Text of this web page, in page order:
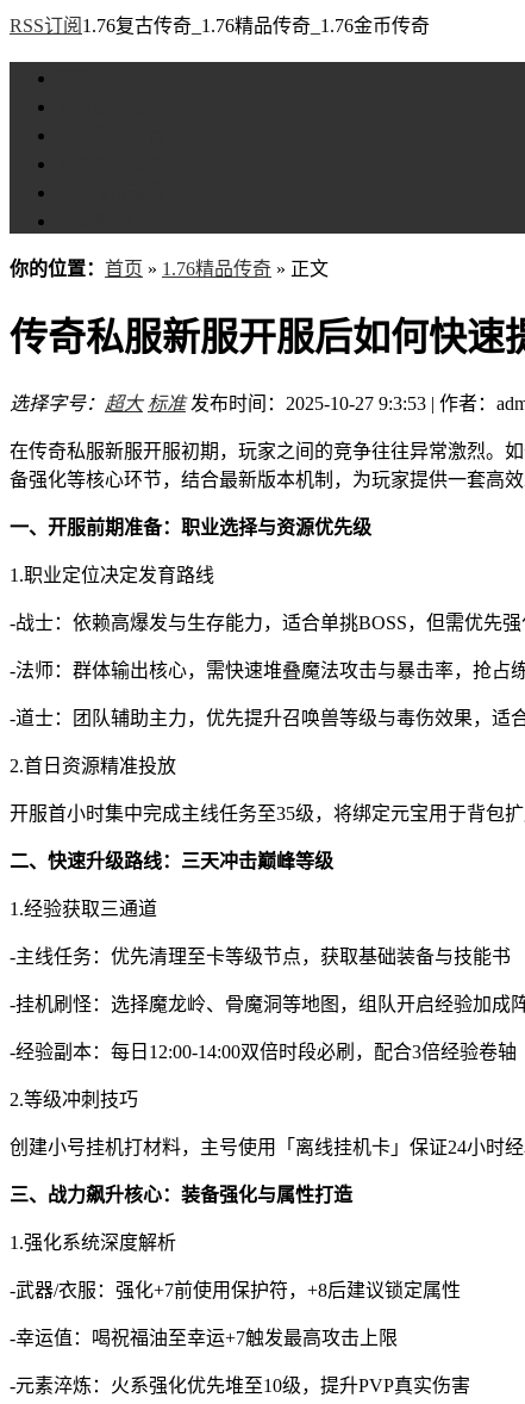
RSS订阅 1.76复古传奇_1.76精品传奇_1.76金币传奇
你的位置： 首页 » 1.76精品传奇 » 正文
传奇私服新服开服后如何快速
选择字号： 超大 标准 发布时间：2025-10-27 9:3:53 | 作者：
在传奇私服新服开服初期，玩家之间的竞争往往异常激烈。
备强化等核心环节，结合最新版本机制，为玩家提供一套高效
一、开服前期准备：职业选择与资源优先级
1.职业定位决定发育路线
-战士：依赖高爆发与生存能力，适合单挑BOSS，但需优先强
-法师：群体输出核心，需快速堆叠魔法攻击与暴击率，抢占
-道士：团队辅助主力，优先提升召唤兽等级与毒伤效果，适
2.首日资源精准投放
开服首小时集中完成主线任务至35级，将绑定元宝用于背包
二、快速升级路线：三天冲击巅峰等级
1.经验获取三通道
-主线任务：优先清理至卡等级节点，获取基础装备与技能书
-挂机刷怪：选择魔龙岭、骨魔洞等地图，组队开启经验加成
-经验副本：每日12:00-14:00双倍时段必刷，配合3倍经验卷轴
2.等级冲刺技巧
创建小号挂机打材料，主号使用「离线挂机卡」保证24小时
三、战力飙升核心：装备强化与属性打造
1.强化系统深度解析
-武器/衣服：强化+7前使用保护符，+8后建议锁定属性
-幸运值：喝祝福油至幸运+7触发最高攻击上限
-元素淬炼：火系强化优先堆至10级，提升PVP真实伤害